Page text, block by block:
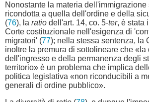
Nonostante la materia dell'immigrazione
ricondotta a quella dell'ordine e della
(76), la ratio dell'art. 14, co. 5-ter, è stata
Corte costituzionale nell'esigenza di
migratori' (77); nella stessa sentenza, la
inoltre la premura di sottolineare che «la
dell'ingresso e della permanenza degli
territorio» è un problema che implica
politica legislativa «non riconducibili a
generali di ordine pubblico».